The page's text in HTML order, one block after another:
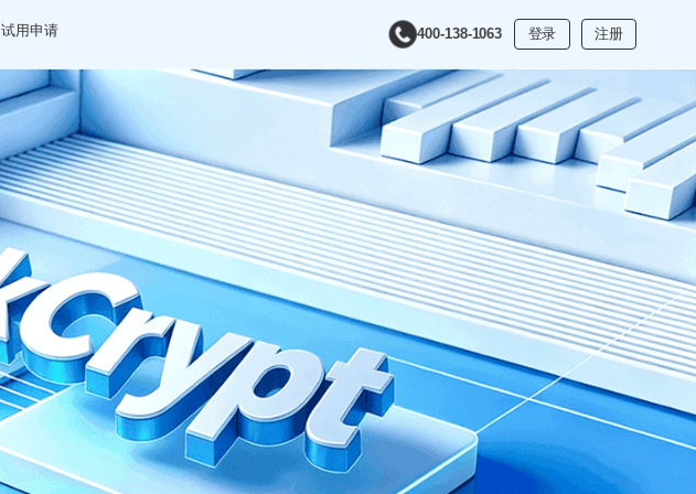
试用申请 400-138-1063 登录 注册